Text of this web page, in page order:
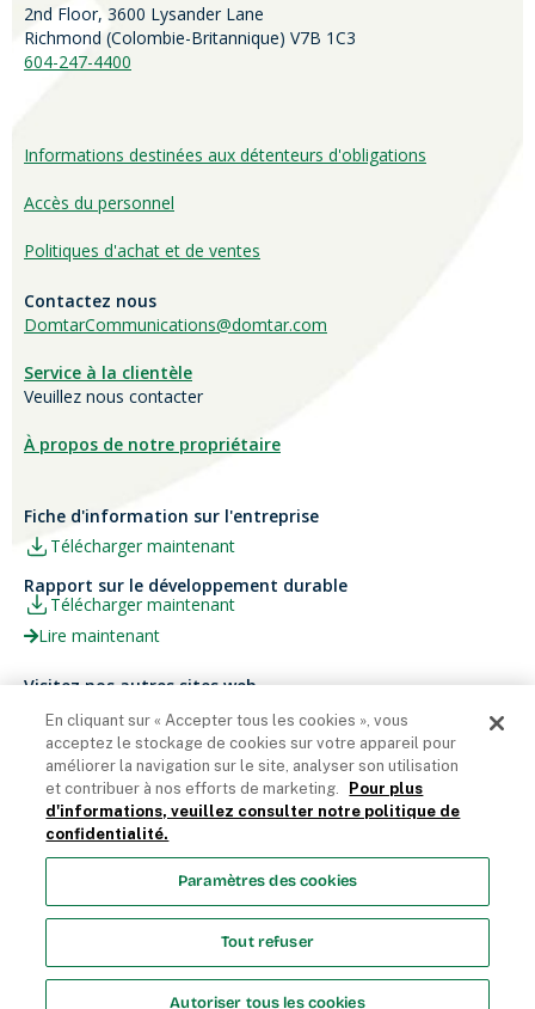
2nd Floor, 3600 Lysander Lane
Richmond (Colombie-Britannique) V7B 1C3
604-247-4400
Informations destinées aux détenteurs d'obligations
Accès du personnel
Politiques d'achat et de ventes
Contactez nous
DomtarCommunications@domtar.com
Service à la clientèle
Veuillez nous contacter
À propos de notre propriétaire
Fiche d'information sur l'entreprise
Télécharger maintenant
Rapport sur le développement durable
Télécharger maintenant
Lire maintenant
Visitez nos autres sites web
Carrières
Ariva
Papier Xerox® Canada
Xerox® Paper USA
Domtar Corporation 2025. Tous droits réservés.
Termes et Conditions
Politique de vie privée
Énoncé sur
Accès employés Liste des cookies
Paramètres des cookies
En cliquant sur « Accepter tous les cookies », vous
acceptez le stockage de cookies sur votre appareil pour
améliorer la navigation sur le site, analyser son utilisation
et contribuer à nos efforts de marketing.
Pour plus
d'informations, veuillez consulter notre politique de
confidentialité.
Paramètres des cookies
Tout refuser
Autoriser tous les cookies